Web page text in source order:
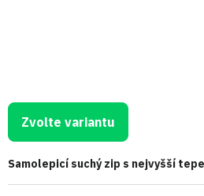
Zvolte variantu
Samolepicí suchý zip s nejvyšší